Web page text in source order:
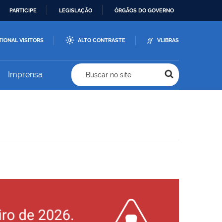
PARTICIPE LEGISLAÇÃO ÓRGÃOS DO GOVERNO
VISITORS ALTO CONTRASTE VLIBRAS
Imprensa Buscar no site